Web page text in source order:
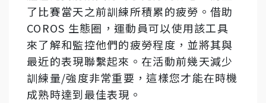
了比賽當天之前訓練所積累的疲勞。借助
COROS 生態圈，運動員可以使用該工具
來了解和監控他們的疲勞程度，並將其與
最近的表現聯繫起來。在活動前幾天減少
訓練量/強度非常重要，這樣您才能在時機
成熟時達到最佳表現。